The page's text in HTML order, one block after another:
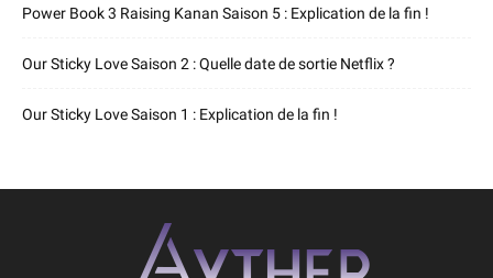
Power Book 3 Raising Kanan Saison 5 : Explication de la fin !
Our Sticky Love Saison 2 : Quelle date de sortie Netflix ?
Our Sticky Love Saison 1 : Explication de la fin !